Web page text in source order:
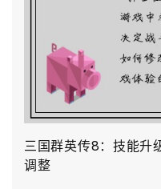
三国群英传8：技能升
调整